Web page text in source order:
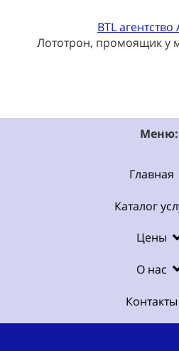
BTL агентство
Лототрон, промоящик у
Меню:
Главная
Каталог
Цены
О нас
Контакты